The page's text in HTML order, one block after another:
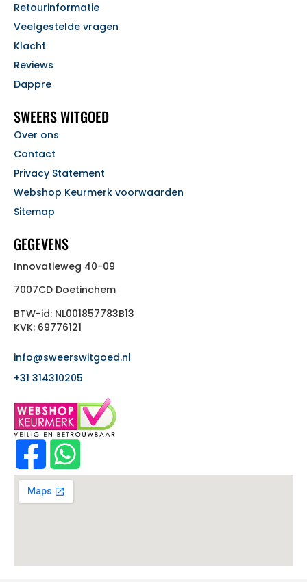
Retourinformatie
Veelgestelde vragen
Klacht
Reviews
Dappre
SWEERS WITGOED
Over ons
Contact
Privacy Statement
Webshop Keurmerk voorwaarden
Sitemap
GEGEVENS
Innovatieweg 40-09
7007CD Doetinchem
BTW-id: NL001857783B13
KVK: 69776121
info@sweerswitgoed.nl
+31 314310205